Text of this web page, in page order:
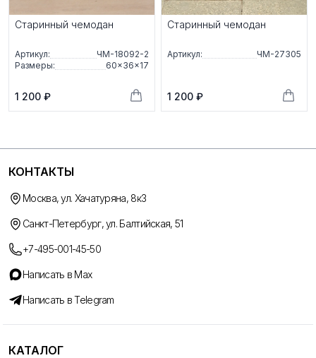
Старинный чемодан
Артикул:
ЧМ-18092-2
Размеры:
60×36×17
1 200 ₽
Старинный чемодан
Артикул: ЧМ-27305
1 200 ₽
КОНТАКТЫ
Москва, ул. Хачатуряна, 8к3
Санкт-Петербург, ул. Балтийская, 51
+7-495-001-45-50
Написать в Max
Написать в Telegram
КАТАЛОГ